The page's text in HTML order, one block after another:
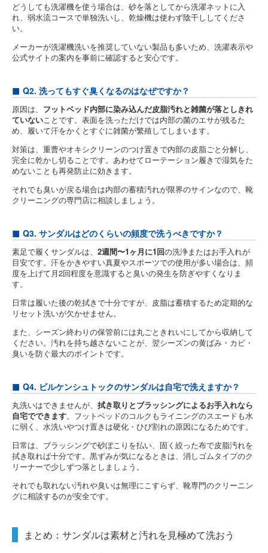
どうしても洗濯機を使う場合は、砂を落としてから洗濯ネットに入
れ、弱水流コースで単独洗いし、乾燥機は使わず陰干ししてくださ
い。
メーカーが洗濯機洗いを推奨していない製品も多いため、洗濯表示や
公式サイトの案内を事前に確認すると安心です。
Q2. 洗ってもすぐ臭くなるのはなぜですか？
原因は、 フットベッド内部に染み込んだ皮脂汚れと雑菌が落としきれ
ていないことです。表面を洗っただけでは内部の菌のエサが残るた
め、履いて汗をかくとすぐに雑菌が繁殖してしまいます。
対策は、重曹やオキシクリーンのつけ置きで内部の皮脂ごと分解し、
完全に乾かし切ることです。あわせてローテーション履きで湿気をた
めないことも再発防止に効きます。
それでも臭いが戻る場合は内部の蓄積汚れが限界のサインなので、靴
クリーニングの専門店に相談しましょう。
Q3. サンダルはどのくらいの頻度で洗うべきですか？
素足で履くサンダルは、 2週間〜1ヶ月に1回の洗浄またはお手入れが
目安です。汗をかきやすい真夏やスポーツでの使用が多い場合は、頻
度を上げて月2回程度を意識すると臭いの発生を防ぎやすくなりま
す。
日常は履いた後の乾拭きで十分ですが、皮脂は蓄積するため定期的な
リセット洗いが欠かせません。
また、シーズン終わりの保管前には丸ごときれいにしてから収納して
ください。汚れを持ち越さないことが、翌シーズンの黄ばみ・カビ・
臭いを防ぐ最大のポイントです。
Q4. ビルケンシュトックのサンダルは自宅で洗えますか？
丸洗いはできませんが、 拭き取りとブラッシングによるお手入れなら
自宅でできます。フットベッドのコルクもライニングのスエードも水
に弱く、水洗いやつけ置きは硬化・ひび割れの原因になるためです。
日常は、ブラッシングで砂ぼこりを払い、固く絞った布で皮脂汚れを
拭き取れば十分です。黒ずみが気になるときは、消しゴムタイプのク
リーナーで少しずつ落としましょう。
それでも取れない汚れや臭いは無理にこすらず、靴専門のクリーニン
グに相談するのが安全です。
まとめ：サンダルは素材と汚れを見極めて洗おう